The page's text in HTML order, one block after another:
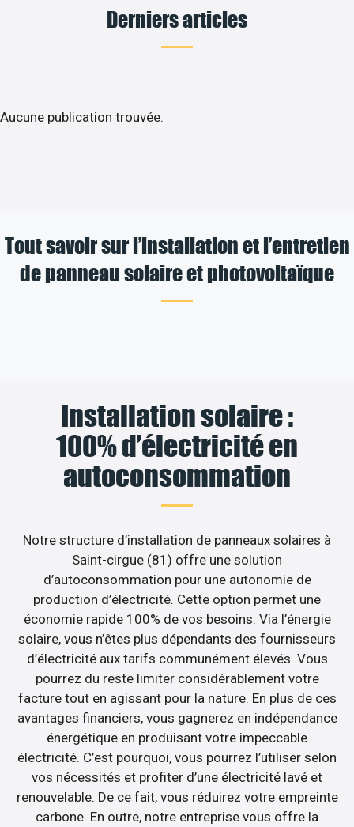
Derniers articles
Aucune publication trouvée.
Tout savoir sur l’installation et l’entretien
de panneau solaire et photovoltaïque
Installation solaire :
100% d’électricité en
autoconsommation
Notre structure d’installation de panneaux solaires à
Saint-cirgue (81) offre une solution
d’autoconsommation pour une autonomie de
production d’électricité. Cette option permet une
économie rapide 100% de vos besoins. Via l’énergie
solaire, vous n’êtes plus dépendants des fournisseurs
d’électricité aux tarifs communément élevés. Vous
pourrez du reste limiter considérablement votre
facture tout en agissant pour la nature. En plus de ces
avantages financiers, vous gagnerez en indépendance
énergétique en produisant votre impeccable
électricité. C’est pourquoi, vous pourrez l’utiliser selon
vos nécessités et profiter d’une électricité lavé et
renouvelable. De ce fait, vous réduirez votre empreinte
carbone. En outre, notre entreprise vous offre la